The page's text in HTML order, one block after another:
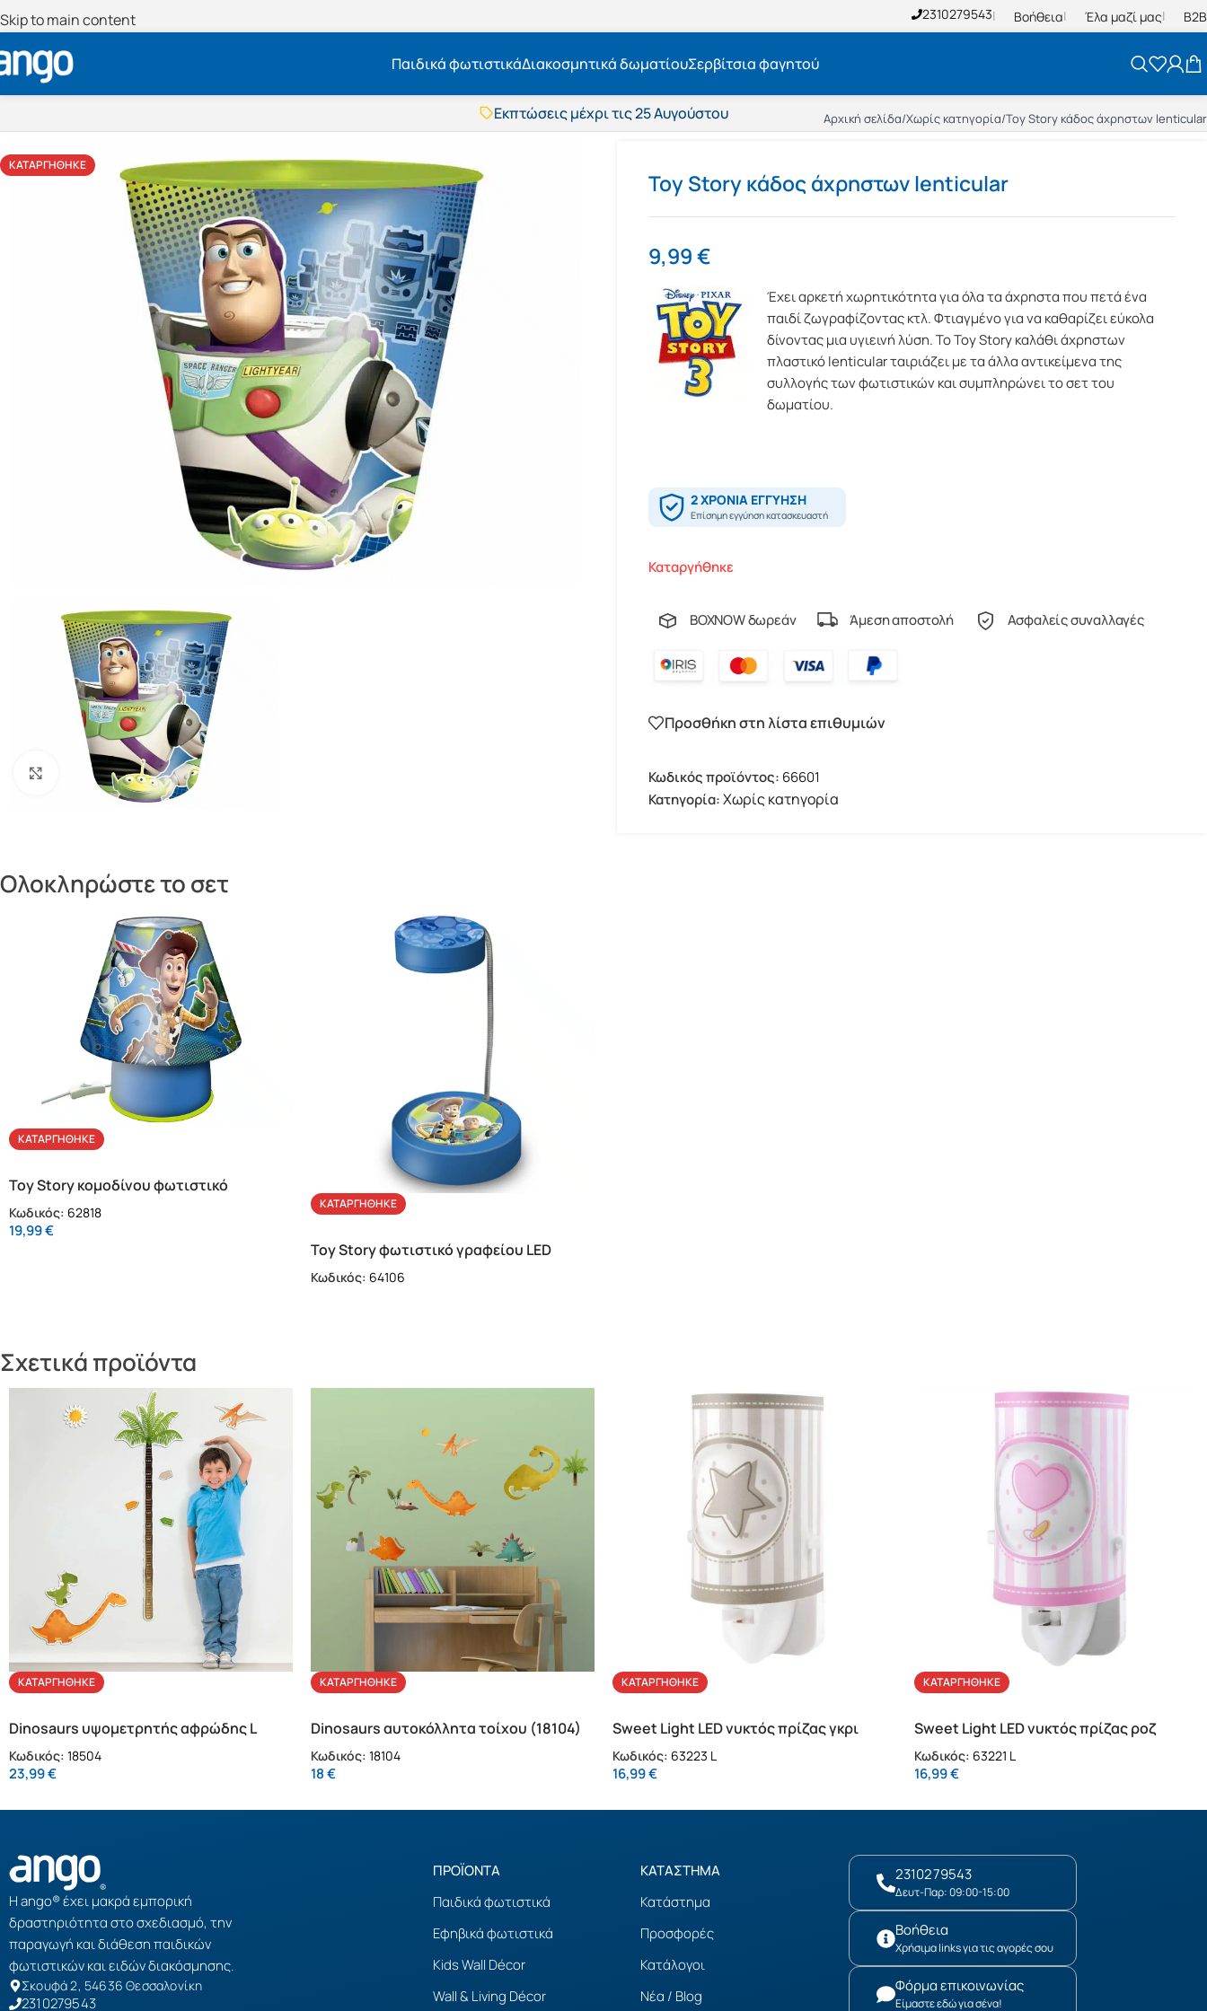
Skip to main content 2310279543 Βοήθεια Έλα μαζί μας B2B
Παιδικά φωτιστικάΔιακοσμητικά δωματίουΣερβίτσια φαγητού
Εκπτώσεις μέχρι τις 25 Αυγούστου
Δωρεάν μεταφορικά
BOXNOW αποστολή
Εκπτώσεις μέχρι τις 25 Αυγούστου
Δωρεάν μεταφορικά
BOXNOW αποστολή
Αρχική σελίδα/Χωρίς κατηγορία/Toy Story κάδος άχρηστων lenticular
ΚΑΤΑΡΓΉΘΗΚΕ
Πατήστε για μεγέθυνση
Toy Story κάδος άχρηστων lenticular
9,99€
Έχει αρκετή χωρητικότητα για όλα τα άχρηστα που πετά ένα
παιδί ζωγραφίζοντας κτλ. Φτιαγμένο για να καθαρίζει εύκολα
δίνοντας μια υγιεινή λύση. Το Toy Story καλάθι άχρηστων
πλαστικό lenticular ταιριάζει με τα άλλα αντικείμενα της
συλλογής των φωτιστικών και συμπληρώνει το σετ του
δωματίου.
Καταργήθηκε
BOXNOW δωρεάν Άμεση αποστολή Ασφαλείς συναλλαγές
Προσθήκη στη λίστα επιθυμιών
Κωδικός προϊόντος: 66601
Κατηγορία:Χωρίς κατηγορία
Ολοκληρώστε το σετ
ΚΑΤΑΡΓΉΘΗΚΕ
Toy Story κομοδίνου φωτιστικό
Κωδικός: 62818
19,99€
ΚΑΤΑΡΓΉΘΗΚΕ
Toy Story φωτιστικό γραφείου LED
Κωδικός: 64106
Σχετικά προϊόντα
ΚΑΤΑΡΓΉΘΗΚΕ
Dinosaurs υψομετρητής αφρώδης L
Κωδικός: 18504
23,99€
ΚΑΤΑΡΓΉΘΗΚΕ
Dinosaurs αυτοκόλλητα τοίχου (18104)
Κωδικός: 18104
18€
ΚΑΤΑΡΓΉΘΗΚΕ
Sweet Light LED νυκτός πρίζας γκρι
Κωδικός: 63223 L
16,99€
ΚΑΤΑΡΓΉΘΗΚΕ
Sweet Light LED νυκτός πρίζας ροζ
Κωδικός: 63221 L
16,99€
Η ango® έχει μακρά εμπορική
δραστηριότητα στο σχεδιασμό, την
παραγωγή και διάθεση παιδικών
φωτιστικών και ειδών διακόσμησης.
Σκουφά 2, 54636 Θεσσαλονίκη
2310279543
ΠΡΟΪΟΝΤΑ
Παιδικά φωτιστικά
Εφηβικά φωτιστικά
Kids Wall Décor
Wall & Living Décor
ΚΑΤΑΣΤΗΜΑ
Κατάστημα
Προσφορές
Κατάλογοι
Νέα / Blog
2310279543
Δευτ-Παρ: 09:00-15:00
Βοήθεια
Χρήσιμα links για τις αγορές σου
Φόρμα επικοινωνίας
Είμαστε εδώ για σένα!